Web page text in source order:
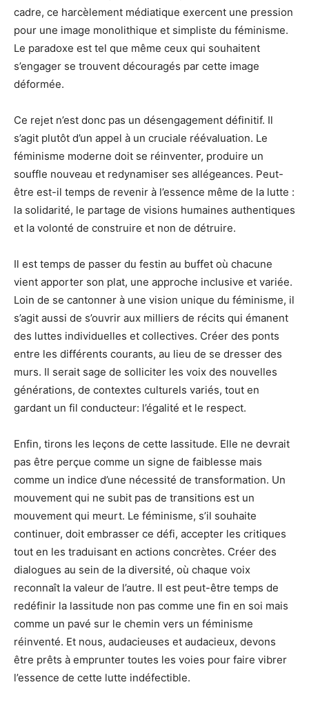
cadre, ce harcèlement médiatique exercent une pression
pour une image monolithique et simpliste du féminisme.
Le paradoxe est tel que même ceux qui souhaitent
s’engager se trouvent découragés par cette image
déformée.
Ce rejet n’est donc pas un désengagement définitif. Il
s’agit plutôt d’un appel à un cruciale réévaluation. Le
féminisme moderne doit se réinventer, produire un
souffle nouveau et redynamiser ses allégeances. Peut-
être est-il temps de revenir à l’essence même de la lutte :
la solidarité, le partage de visions humaines authentiques
et la volonté de construire et non de détruire.
Il est temps de passer du festin au buffet où chacune
vient apporter son plat, une approche inclusive et variée.
Loin de se cantonner à une vision unique du féminisme, il
s’agit aussi de s’ouvrir aux milliers de récits qui émanent
des luttes individuelles et collectives. Créer des ponts
entre les différents courants, au lieu de se dresser des
murs. Il serait sage de solliciter les voix des nouvelles
générations, de contextes culturels variés, tout en
gardant un fil conducteur: l’égalité et le respect.
Enfin, tirons les leçons de cette lassitude. Elle ne devrait
pas être perçue comme un signe de faiblesse mais
comme un indice d’une nécessité de transformation. Un
mouvement qui ne subit pas de transitions est un
mouvement qui meurt. Le féminisme, s’il souhaite
continuer, doit embrasser ce défi, accepter les critiques
tout en les traduisant en actions concrètes. Créer des
dialogues au sein de la diversité, où chaque voix
reconnaît la valeur de l’autre. Il est peut-être temps de
redéfinir la lassitude non pas comme une fin en soi mais
comme un pavé sur le chemin vers un féminisme
réinventé. Et nous, audacieuses et audacieux, devons
être prêts à emprunter toutes les voies pour faire vibrer
l’essence de cette lutte indéfectible.